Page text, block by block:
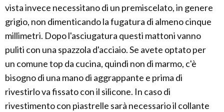
vista invece necessitano di un premiscelato, in genere
grigio, non dimenticando la fugatura di almeno cinque
millimetri. Dopo l'asciugatura questi mattoni vanno
puliti con una spazzola d'acciaio. Se avete optato per
un comune top da cucina, quindi non di marmo, c'è
bisogno di una mano di aggrappante e prima di
rivestirlo va fissato con il silicone. In caso di
rivestimento con piastrelle sarà necessario il collante